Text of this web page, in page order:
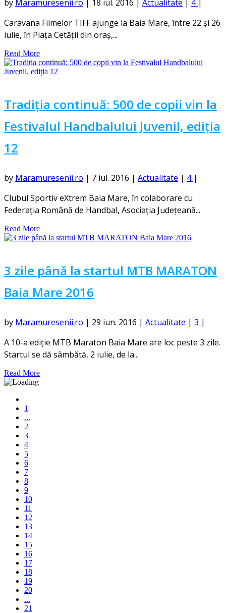
by Maramuresenii.ro 18 iul. 2016 Actualitate 4
Caravana Filmelor TIFF ajunge la Baia Mare, între 22 și 26
iulie, în Piața Cetății din oraș,...
Read More
Tradiția continuă: 500 de copii vin la
Festivalul Handbalului Juvenil, ediția
12
by Maramuresenii.ro | 7 iul. 2016 | Actualitate | 4 |
Clubul Sportiv eXtrem Baia Mare, în colaborare cu
Federația Română de Handbal, Asociația Județeană...
Read More
3 zile până la startul MTB MARATON
Baia Mare 2016
by Maramuresenii.ro | 29 iun. 2016 | Actualitate | 3 |
A 10-a ediție MTB Maraton Baia Mare are loc peste 3 zile.
Startul se dă sâmbătă, 2 iulie, de la...
Read More
1
...
2
3
4
5
6
7
8
9
10
11
12
13
14
15
16
17
18
19
20
...
21